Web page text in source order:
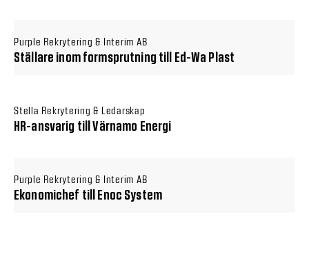
Purple Rekrytering & Interim AB
Ställare inom formsprutning till Ed-Wa Plast
Stella Rekrytering & Ledarskap
HR-ansvarig till Värnamo Energi
Purple Rekrytering & Interim AB
Ekonomichef till Enoc System